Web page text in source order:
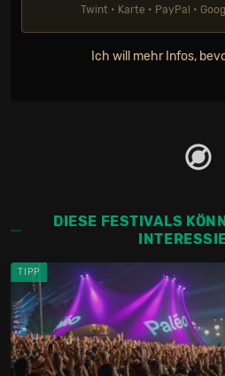
Twint • Karte • PayPal •
Ich will mehr Infos,
DIESE FESTIVALS
TIPP